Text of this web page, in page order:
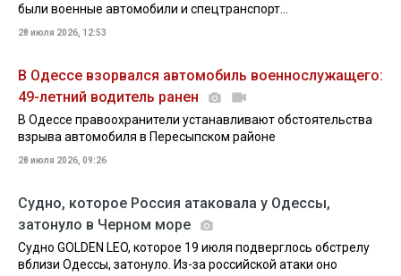
были военные автомобили и спецтранспорт...
28 июля 2026, 12:53
В Одессе взорвался автомобиль военнослужащего:
49-летний водитель ранен
В Одессе правоохранители устанавливают обстоятельства
взрыва автомобиля в Пересыпском районе
28 июля 2026, 09:26
Судно, которое Россия атаковала у Одессы,
затонуло в Черном море
Судно GOLDEN LEO, которое 19 июля подверглось обстрелу
вблизи Одессы, затонуло. Из-за российской атаки оно